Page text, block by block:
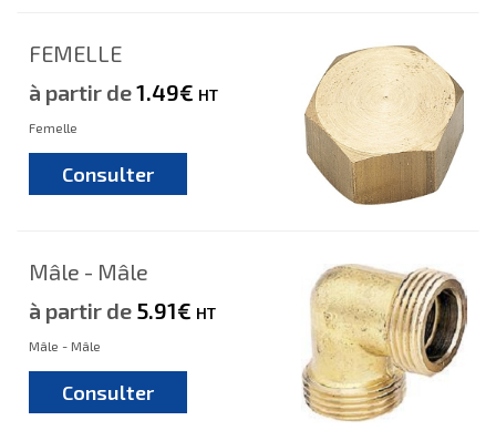
FEMELLE
à partir de1.49€ HT
Femelle
Consulter
Mâle - Mâle
à partir de 5.91€ HT
Mâle - Mâle
Consulter